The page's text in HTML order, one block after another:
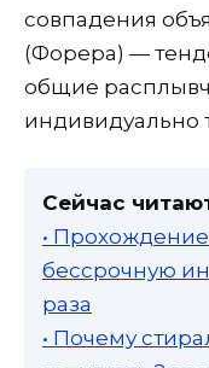
совпадения
(Форера) —
общие
индивидуально
Сейчас
•
бессрочную
раза
• Почему